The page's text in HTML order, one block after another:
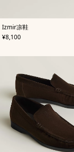
Izmir凉鞋
,颜
色:
棕
,
价格
¥8,100